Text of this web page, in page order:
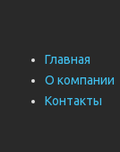
Главная
О компании
Контакты